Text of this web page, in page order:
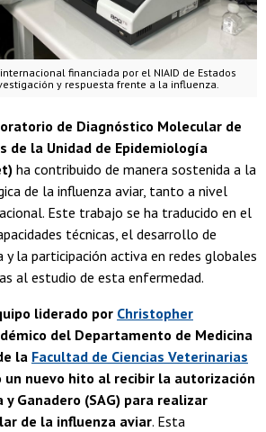
financiada por el NIAID de Estados
y respuesta frente a la influenza.
de Diagnóstico Molecular de
de la Unidad de Epidemiología
ha contribuido de manera sostenida a la
de la influenza aviar, tanto a nivel
Este trabajo se ha traducido en el
técnicas, el desarrollo de
y la participación activa en redes globales
al estudio de esta enfermedad.
liderado por Christopher
del Departamento de Medicina
la Facultad de Ciencias Veterinarias
un nuevo hito al recibir la autorización
y Ganadero (SAG) para realizar
de la influenza aviar. Esta